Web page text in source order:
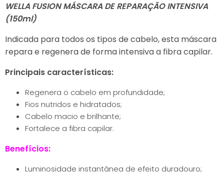
WELLA FUSION MÁSCARA DE REPARAÇÃO INTENSIVA
(150ml)
Indicada para todos os tipos de cabelo, esta máscara
repara e regenera de forma intensiva a fibra capilar.
Principais características:
Regenera o cabelo em profundidade;
Fios nutridos e hidratados;
Cabelo macio e brilhante;
Fortalece a fibra capilar.
Benefícios:
Luminosidade instantânea de efeito duradouro;